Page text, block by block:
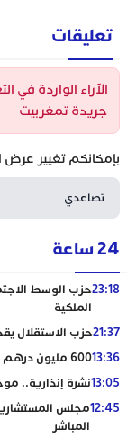
تعليقات
الآراء الواردة في
جريدة تمغربيت
بإمكانكم تغيير عرض
24 ساعة
23:18حزب الوسط
الملكية
21:37حزب الاستقلال
13:36600 مليون درهم لبناء الملعب الكبير بمكناس
13:05نشرة إنذارية..
12:45مجلس
المباشر